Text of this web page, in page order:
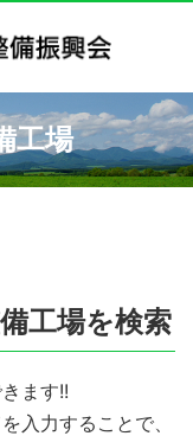
工場
工場を検索
ます!!
入力することで、